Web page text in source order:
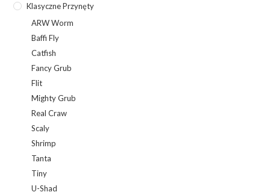
Klasyczne Przynęty
ARW Worm
Baffi Fly
Catfish
Fancy Grub
Flit
Mighty Grub
Real Craw
Scaly
Shrimp
Tanta
Tiny
U-Shad